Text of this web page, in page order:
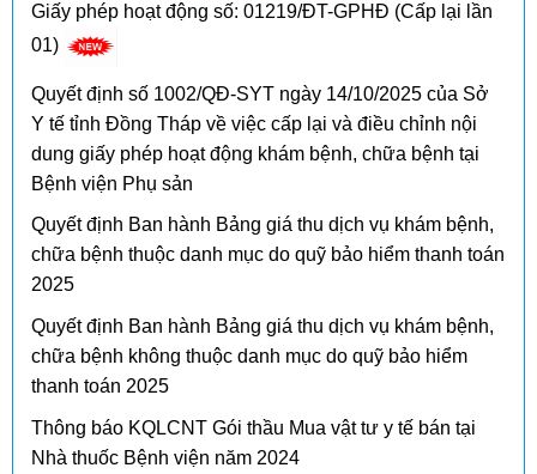
Giấy phép hoạt động số: 01219/ĐT-GPHĐ (Cấp lại lần
01)
Quyết định số 1002/QĐ-SYT ngày 14/10/2025 của Sở
Y tế tỉnh Đồng Tháp về việc cấp lại và điều chỉnh nội
dung giấy phép hoạt động khám bệnh, chữa bệnh tại
Bệnh viện Phụ sản
Quyết định Ban hành Bảng giá thu dịch vụ khám bệnh,
chữa bệnh thuộc danh mục do quỹ bảo hiểm thanh toán
2025
Quyết định Ban hành Bảng giá thu dịch vụ khám bệnh,
chữa bệnh không thuộc danh mục do quỹ bảo hiểm
thanh toán 2025
Thông báo KQLCNT Gói thầu Mua vật tư y tế bán tại
Nhà thuốc Bệnh viện năm 2024